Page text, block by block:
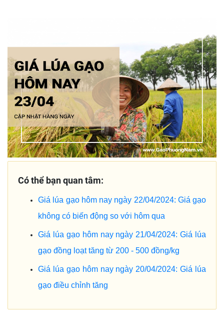
Có thể bạn quan tâm:
Giá lúa gạo hôm nay ngày 22/04/2024: Giá gạo
không có biến động so với hôm qua
Giá lúa gạo hôm nay ngày 21/04/2024: Giá lúa
gạo đồng loạt tăng từ 200 - 500 đồng/kg
Giá lúa gạo hôm nay ngày 20/04/2024: Giá lúa
gạo điều chỉnh tăng